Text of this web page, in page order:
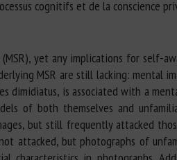
cognitifs et de la conscience
yet any implications for self-
MSR are still lacking: mental
dimidiatus, is associated with a
of both themselves and
but still frequently attacked
attacked, but photographs of